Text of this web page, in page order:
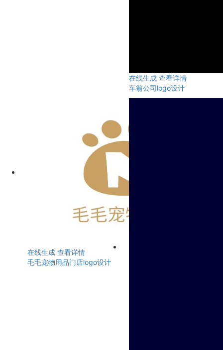
在线生成 查看详情
车翁公司logo设计
在线生成 查看详情
毛毛宠物用品门店logo设计